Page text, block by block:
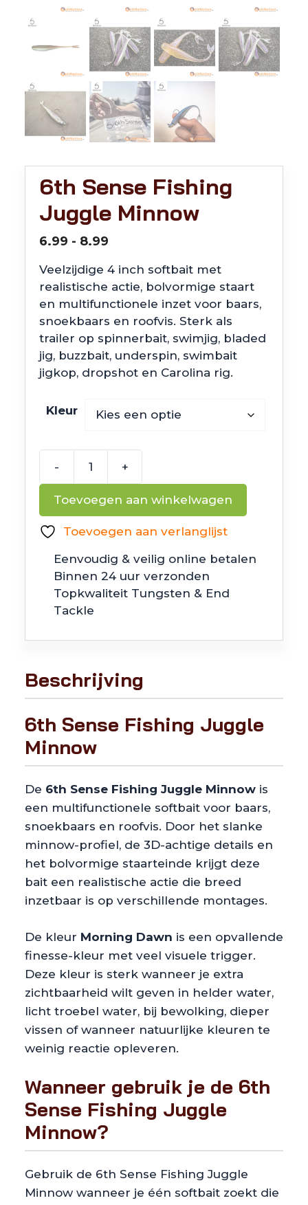
6th Sense Fishing
Juggle Minnow
6.99 - 8.99
tot
€8.99
Veelzijdige 4 inch softbait met
realistische actie, bolvormige staart
en multifunctionele inzet voor baars,
snoekbaars en roofvis. Sterk als
trailer op spinnerbait, swimjig, bladed
jig, buzzbait, underspin, swimbait
jigkop, dropshot en Carolina rig.
Kleur
-
Fishing
aantal
+
Toevoegen aan winkelwagen
Toevoegen aan verlanglijst
Eenvoudig & veilig online betalen
Binnen 24 uur verzonden
Topkwaliteit Tungsten & End
Tackle
Beschrijving
6th Sense Fishing Juggle
Minnow
De 6th Sense Fishing Juggle Minnow is
een multifunctionele softbait voor baars,
snoekbaars en roofvis. Door het slanke
minnow-profiel, de 3D-achtige details en
het bolvormige staarteinde krijgt deze
bait een realistische actie die breed
inzetbaar is op verschillende montages.
De kleur Morning Dawn is een opvallende
finesse-kleur met veel visuele trigger.
Deze kleur is sterk wanneer je extra
zichtbaarheid wilt geven in helder water,
licht troebel water, bij bewolking, dieper
vissen of wanneer natuurlijke kleuren te
weinig reactie opleveren.
Wanneer gebruik je de 6th
Sense Fishing Juggle
Minnow?
Gebruik de 6th Sense Fishing Juggle
Minnow wanneer je één softbait zoekt die